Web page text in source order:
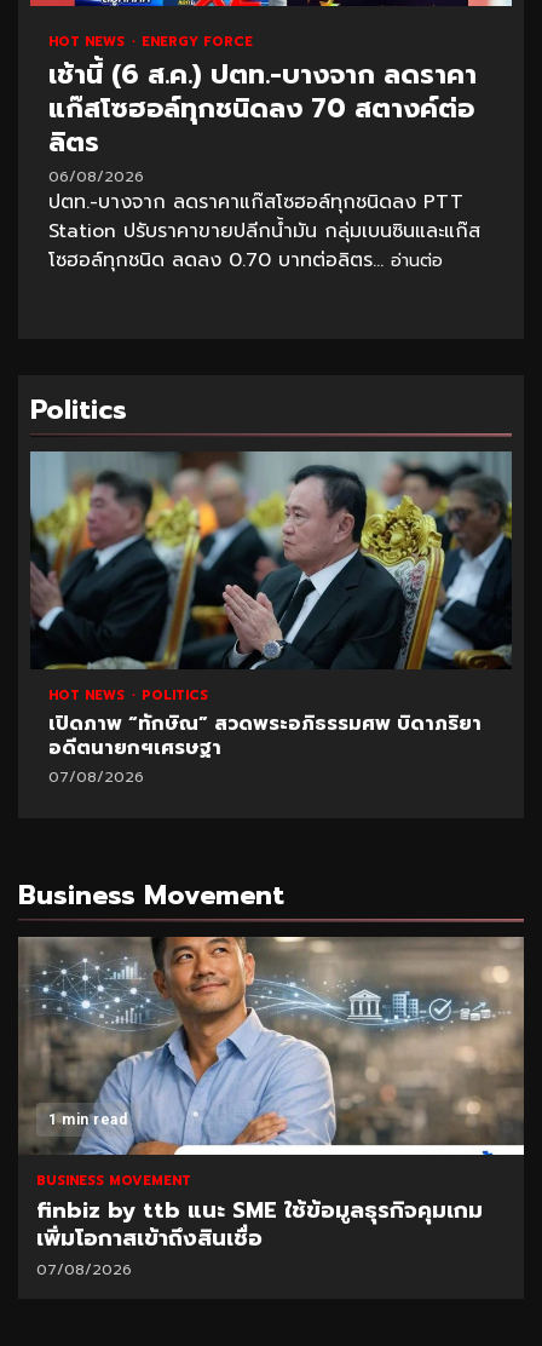
HOT NEWS ENERGY FORCE
เช้านี้ (6 ส.ค.) ปตท.-บางจาก ลดราคา
แก๊สโซฮอล์ทุกชนิดลง 70 สตางค์ต่อ
ลิตร
06/08/2026
ปตท.-บางจาก ลดราคาแก๊สโซฮอล์ทุกชนิดลง PTT
Station ปรับราคาขายปลีกน้ำมัน กลุ่มเบนซินและแก๊ส
โซฮอล์ทุกชนิด ลดลง 0.70 บาทต่อลิตร... อ่านต่อ
Politics
HOT NEWS POLITICS
เปิดภาพ “ทักษิณ” สวดพระอภิธรรมศพ บิดาภริยา
อดีตนายกฯเศรษฐา
07/08/2026
Business Movement
1 min read
BUSINESS MOVEMENT
finbiz by ttb แนะ SME ใช้ข้อมูลธุรกิจคุมเกม
เพิ่มโอกาสเข้าถึงสินเชื่อ
07/08/2026